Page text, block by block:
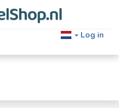
Log in